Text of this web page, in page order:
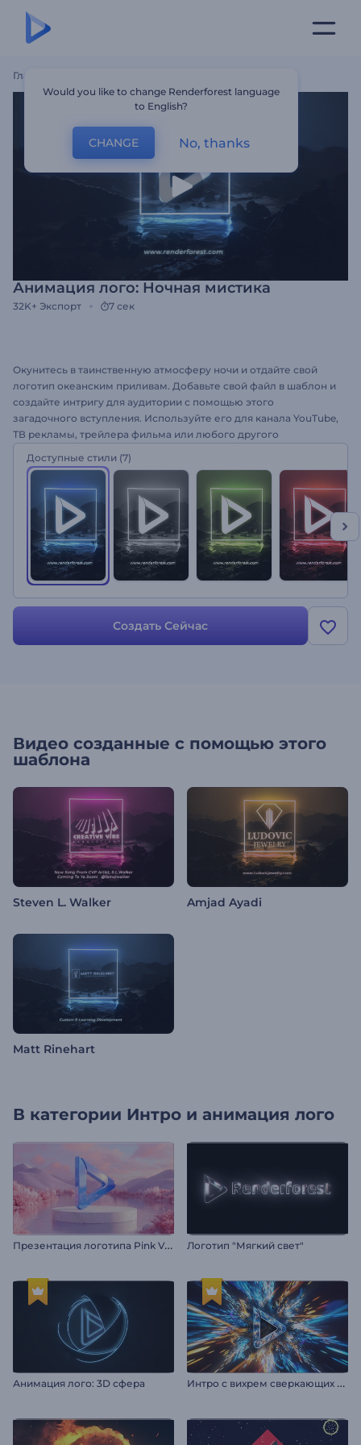
Главная
Анимация лого: Ночная мистика
32K+ Экспорт 7 сек
Окунитесь в таинственную атмосферу ночи и отдайте свой
логотип океанским приливам. Добавьте свой файл в шаблон и
создайте интригу для аудитории с помощью этого
загадочного вступления. Используйте его для канала YouTube,
ТВ рекламы, трейлера фильма или любого другого
логотип засверкает в безлунных сумерках воспользовавшись
Появлением Логотипа Мистические Сумерки. Его стоит
попробовать!
Доступные стили (7)
Создать Сейчас
Видео созданные с помощью этого
шаблона
Steven L. Walker Amjad Ayadi
Matt Rinehart
В категории Интро и анимация лого
П
резентация логотипа Pink Valley Логотип "Мягкий свет"
Анимация лого: 3D сфера И
нтро с вихрем сверкающих частиц
Would you like to change Renderforest language
to English?
CHANGE No, thanks